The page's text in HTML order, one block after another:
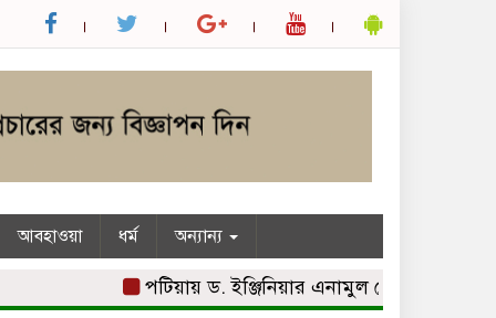
আবহাওয়া ধর্ম অন্যান্য
পটিয়ায় ড. ইঞ্জিনিয়ার এনামুল হোসেনকে সংবর্ধনা